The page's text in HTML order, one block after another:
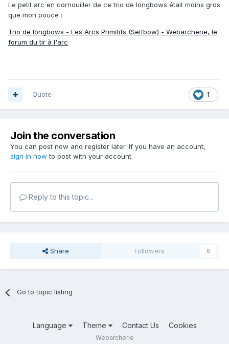
Le petit arc en cornouiller de ce trio de longbows était moins gros
que mon pouce :
Trio de longbows - Les Arcs Primitifs (Selfbow) - Webarcherie, le
forum du tir à l'arc
1
Quote
Join the conversation
You can post now and register later. If you have an account,
sign in now to post with your account.
Reply to this topic...
Share Followers 0
Go to topic listing
Language Theme Contact Us Cookies
Webarcherie